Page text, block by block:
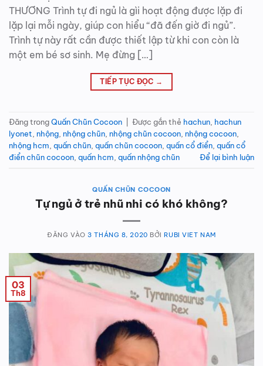
THƯƠNG Trình tự đi ngủ là gìi hoạt động được lặp đi
lặp lại mỗi ngày, giúp con hiểu “đã đến giờ đi ngủ”.
Trình tự này rất cần được thiết lập từ khi con còn là
một em bé sơ sinh. Mẹ đừng […]
TIẾP TỤC ĐỌC →
Đăng trongQuấn Chũn Cocoon Được gắn thẻ hachun, hachun
lyonet, nhộng, nhộng chũn, nhộng chũn cocoon, nhộng cocoon,
nhộng hcm, quấn chũn, quấn chũn cocoon, quấn cổ điển, quấn cổ
điển chũn cocoon, quấn hcm, quấn nhộng chũn Để lại bình luận
QUẤN CHŨN COCOON
Tự ngủ ở trẻ nhũ nhi có khó không?
ĐĂNG VÀO3 THÁNG 8, 2020 BỞIRUBI VIET NAM
03
Th8